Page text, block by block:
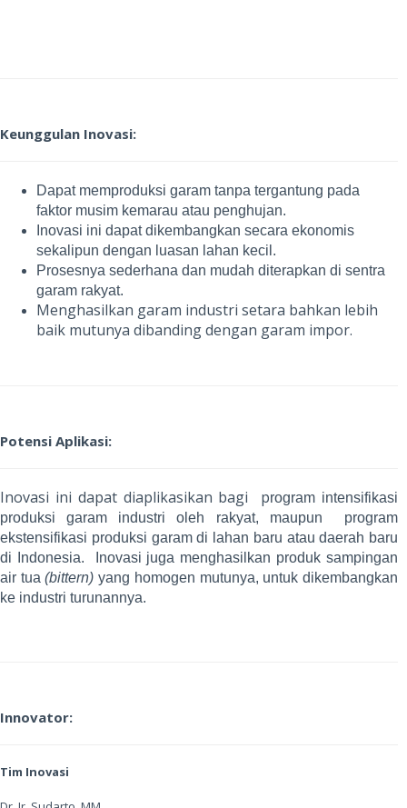
Keunggulan Inovasi:
Dapat memproduksi garam tanpa tergantung pada
faktor musim kemarau atau penghujan.
Inovasi ini dapat dikembangkan secara ekonomis
sekalipun dengan luasan lahan kecil.
Prosesnya sederhana dan mudah diterapkan di sentra
garam rakyat.
Menghasilkan garam industri setara bahkan lebih
baik mutunya dibanding dengan garam impor.
Potensi Aplikasi:
Inovasi ini dapat diaplikasikan bagi program intensifikasi
produksi garam industri oleh rakyat, maupun program
ekstensifikasi produksi garam di lahan baru atau daerah baru
di Indonesia. Inovasi juga menghasilkan produk sampingan
air tua(bittern) yang homogen mutunya, untuk dikembangkan
ke industri turunannya.
Innovator:
Tim Inovasi